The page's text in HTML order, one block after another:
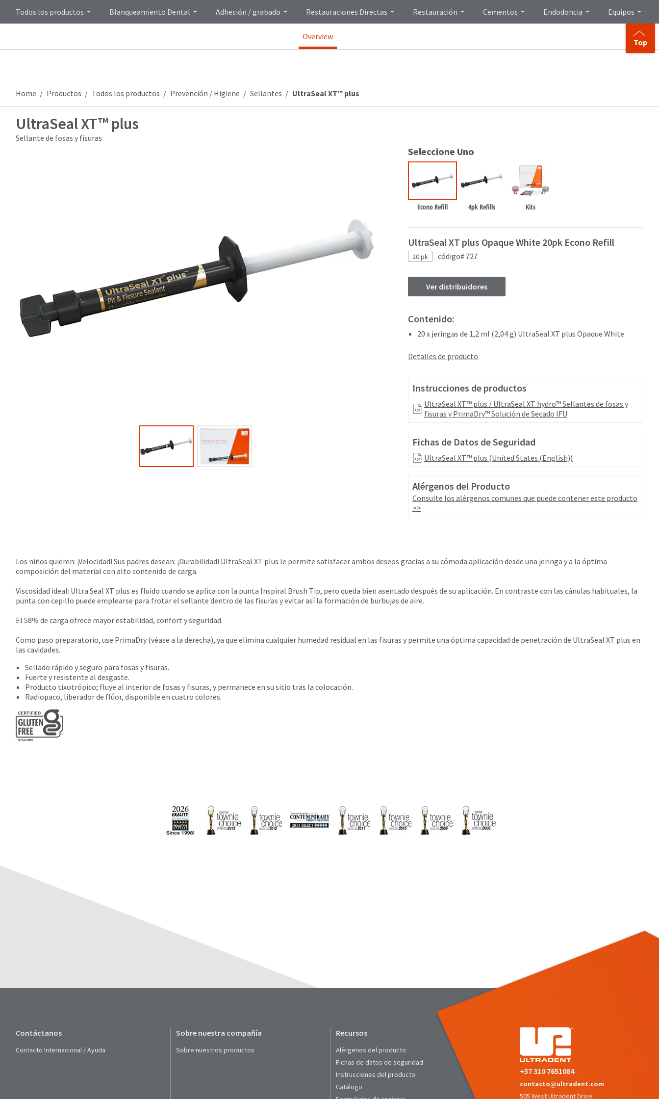
Todos los productos Blanqueamiento Dental Adhesión / grabado Restauraciones Directas Restauración Cementos Endodoncia Equipos
Overview
Top
Home Productos Todos los productos Prevención / Higiene Sellantes UltraSeal XT™ plus
UltraSeal XT™ plus
Sellante de fosas y fisuras
Seleccione Uno
Econo Refill 4pk Refills Kits
UltraSeal XT plus Opaque White 20pk Econo Refill
20 pk código# 727
Ver distribuidores
Contenido:
20 x jeringas de 1,2 ml (2,04 g) UltraSeal XT plus Opaque White
Detalles de producto
Instrucciones de productos
UltraSeal XT™ plus / UltraSeal XT hydro™ Sellantes de fosas y
fisuras y PrimaDry™ Solución de Secado IFU
Fichas de Datos de Seguridad
UltraSeal XT™ plus (United States (English))
Alérgenos del Producto
Consulte los alérgenos comunes que puede contener este producto
>>
Los niños quieren: ¡Velocidad! Sus padres desean: ¡Durabilidad! UltraSeal XT plus le permite satisfacer ambos deseos gracias a su cómoda aplicación desde una jeringa y a la óptima
composición del material con alto contenido de carga.
Viscosidad ideal: Ultra Seal XT plus es fluido cuando se aplica con la punta Inspiral Brush Tip, pero queda bien asentado después de su aplicación. En contraste con las cánulas habituales, la
punta con cepillo puede emplearse para frotar el sellante dentro de las fisuras y evitar así la formación de burbujas de aire.
El 58% de carga ofrece mayor estabilidad, confort y seguridad.
Como paso preparatorio, use PrimaDry (véase a la derecha), ya que elimina cualquier humedad residual en las fisuras y permite una óptima capacidad de penetración de UltraSeal XT plus en
las cavidades.
Sellado rápido y seguro para fosas y fisuras.
Fuerte y resistente al desgaste.
Producto tixotrópico; fluye al interior de fosas y fisuras, y permanece en su sitio tras la colocación.
Radiopaco, liberador de flúor, disponible en cuatro colores.
Contáctanos
Contacto Internacional / Ayuda
Sobre nuestra compañía
Sobre nuestros productos
Recursos
Alérgenos del producto
Fichas de datos de seguridad
Instrucciones del producto
Catálogo
+57 310 7651084
contacto@ultradent.com
505 West Ultradent Drive